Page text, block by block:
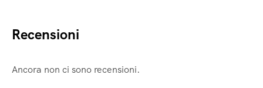
Recensioni
Ancora non ci sono recensioni.